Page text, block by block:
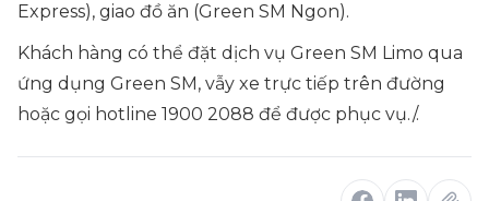
Express), giao đồ ăn (Green SM Ngon).
Khách hàng có thể đặt dịch vụ Green SM Limo qua
ứng dụng Green SM, vẫy xe trực tiếp trên đường
hoặc gọi hotline 1900 2088 để được phục vụ./.